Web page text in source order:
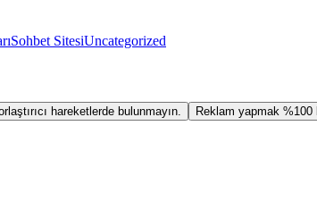
Sohbet SitesiUncategorized
hareketlerde bulunmayın. Reklam yapmak %100